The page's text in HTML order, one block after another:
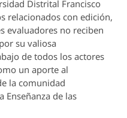
Distrital Francisco
relacionados con edición,
evaluadores no reciben
su valiosa
de todos los actores
un aporte al
la comunidad
Enseñanza de las